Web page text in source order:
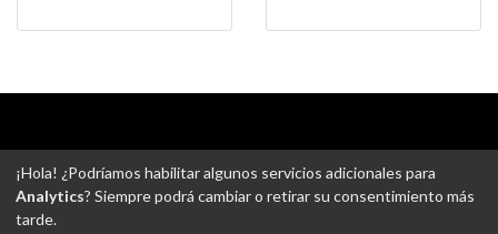
-Gastos de envío-Uso de cookies-Ajustes de Cookies
¡Hola! ¿Podríamos habilitar algunos servicios adicionales para
Analytics? Siempre podrá cambiar o retirar su consentimiento más
tarde.